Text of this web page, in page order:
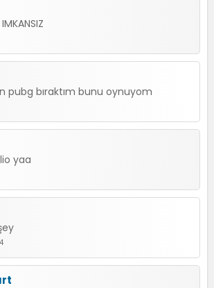
IMKANSIZ
pubg bıraktım bunu oynuyom
yaa